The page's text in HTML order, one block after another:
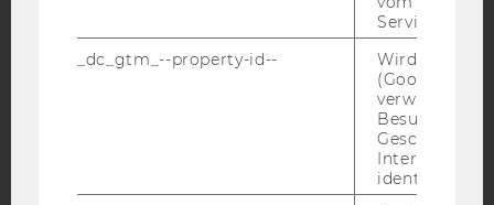
Bluesky
Service an.
_dc_gtm_--property-id--
Wird von
(Google Tag
verwendet,
Besucher
Geschlecht
Interessen zu
identifizieren.